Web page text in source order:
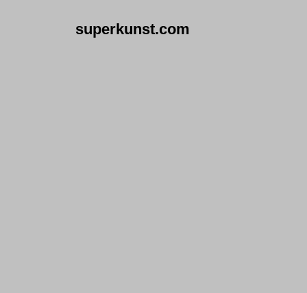
superkunst.com